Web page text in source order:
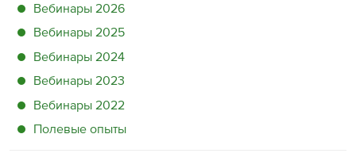
Вебинары 2026
Вебинары 2025
Вебинары 2024
Вебинары 2023
Вебинары 2022
Полевые опыты